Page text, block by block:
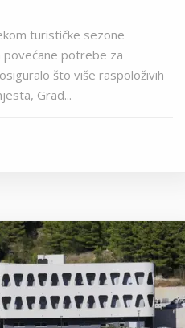
turističke sezone
povećane potrebe za
što više raspoloživih
Grad...